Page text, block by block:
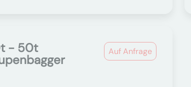
Auf Anfrage
- 50t